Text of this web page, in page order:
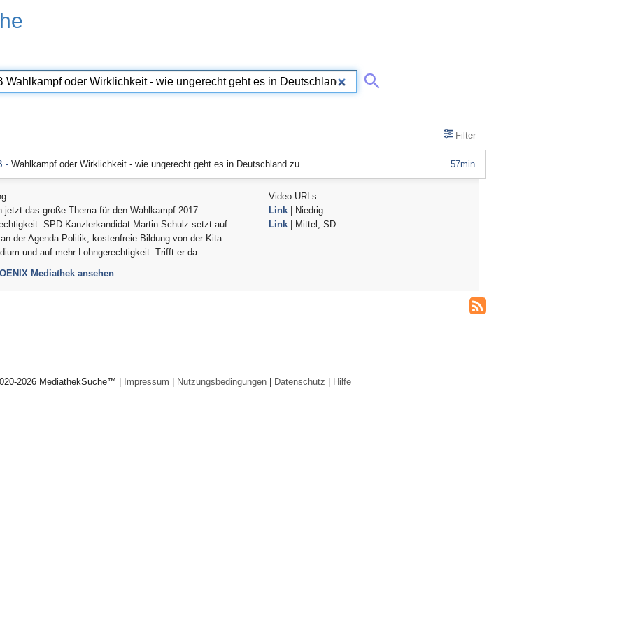
Filter
57min
- Wahlkampf oder Wirklichkeit - wie ungerecht geht es in Deutschland zu
jetzt das große Thema für den Wahlkampf 2017:
SPD-Kanzlerkandidat Martin Schulz setzt auf
der Agenda-Politik, kostenfreie Bildung von der Kita
und auf mehr Lohngerechtigkeit. Trifft er da
Mediathek ansehen
Video-URLs:
Link| Niedrig
Link| Mittel, SD
2026 MediathekSuche™ | Impressum | Nutzungsbedingungen| Datenschutz | Hilfe